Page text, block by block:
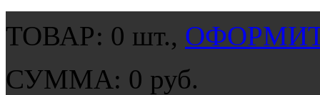
ТОВАР: 0 шт.,
СУММА: 0 руб.